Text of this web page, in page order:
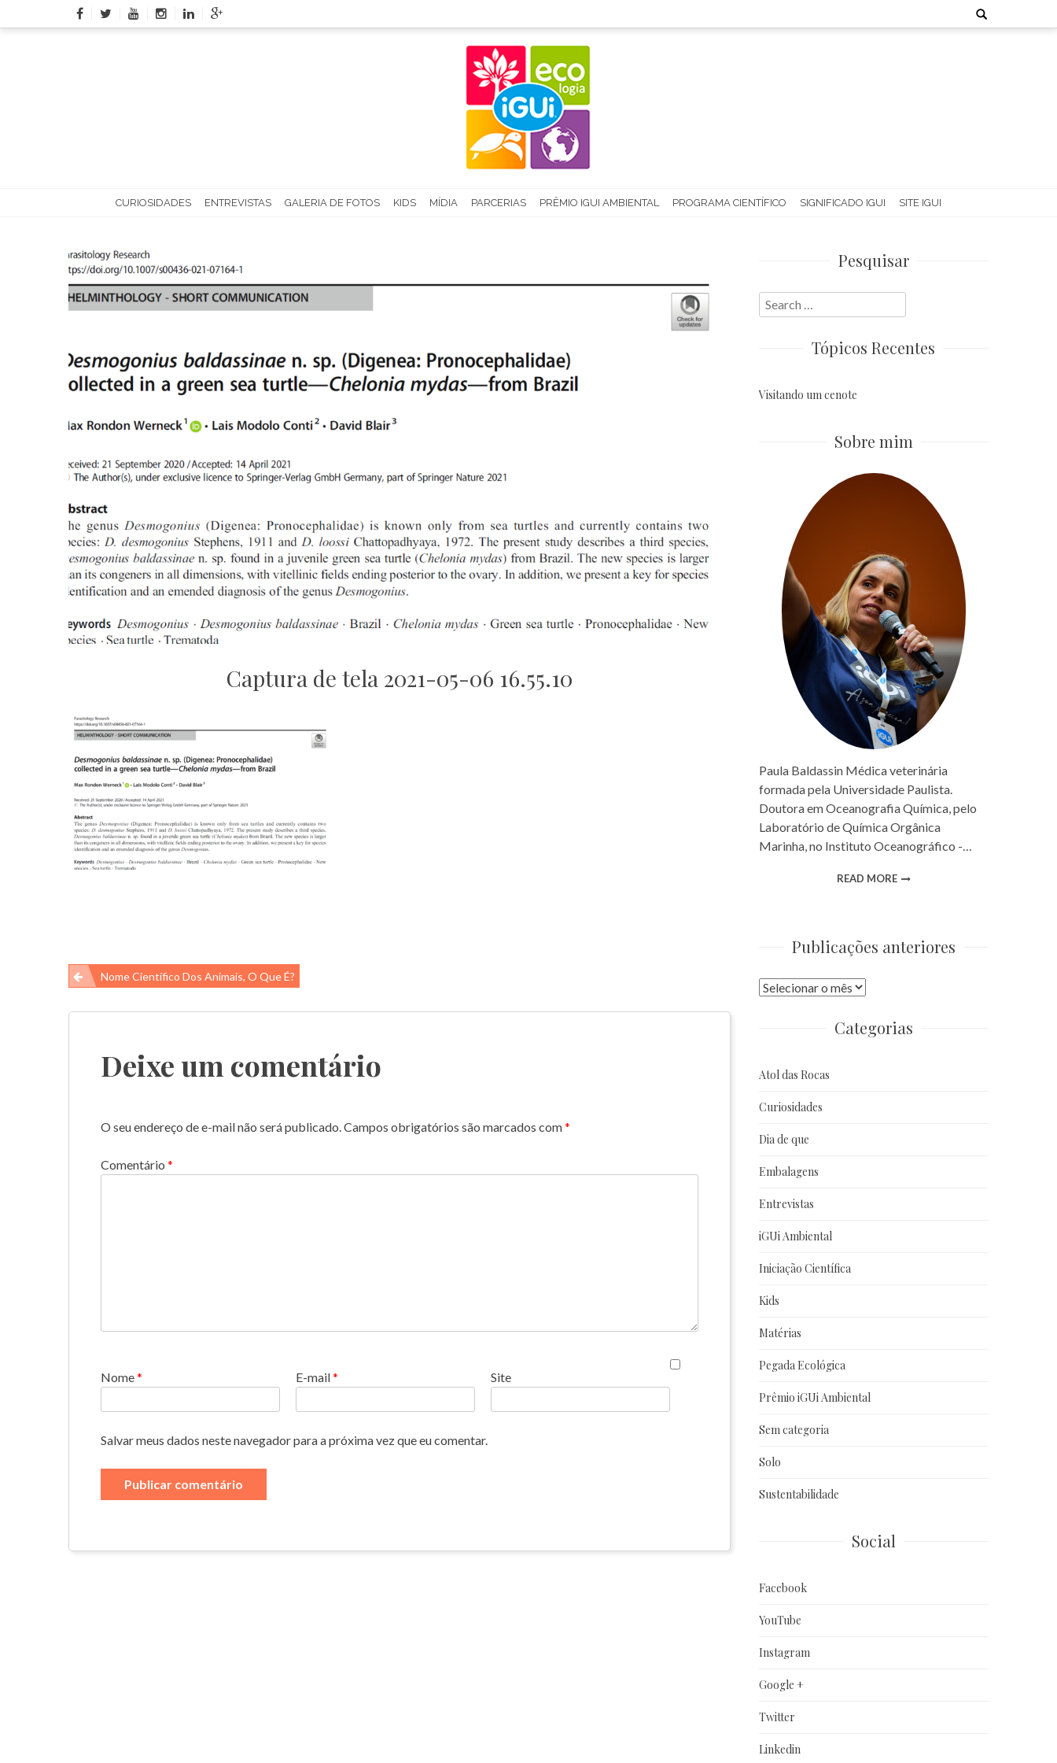
to
Search
for:
CURIOSIDADES ENTREVISTAS GALERIA DE FOTOS KIDS MÍDIA PARCERIAS PRÊMIO IGUI AMBIENTAL PROGRAMA CIENTÍFICO SIGNIFICADO IGUI SITE IGUI
Captura de tela 2021-05-06 16.55.10
Navegação
de
Nome Científico Dos Animais, O Que É?
Deixe um comentário
O seu endereço de e-mail não será publicado.Campos obrigatórios são marcados com*
Comentário *
Nome* E-mail* Site
Salvar meus dados neste navegador para a próxima vez que eu comentar.
Pesquisar
Search
for:
Tópicos Recentes
Visitando um cenote
Sobre mim
Paula Baldassin Médica veterinária
formada pela Universidade Paulista.
Doutora em Oceanografia Química, pelo
Laboratório de Química Orgânica
Marinha, no Instituto Oceanográfico -…
READ MORE
Publicações anteriores
Publicações
Categorias
Atol das Rocas
Curiosidades
Dia de que
Embalagens
Entrevistas
iGUi Ambiental
Iniciação Científica
Kids
Matérias
Pegada Ecológica
Prêmio iGUi Ambiental
Sem categoria
Solo
Sustentabilidade
Social
Facebook
YouTube
Instagram
Google +
Twitter
Linkedin